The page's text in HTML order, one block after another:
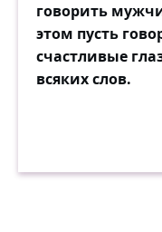
говорить
этом пусть
счастливые
всяких слов.